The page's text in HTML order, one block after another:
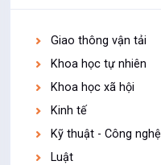
Giao thông vận tải
Khoa học tự nhiên
Khoa học xã hội
Kinh tế
Kỹ thuật - Công nghệ
Luật